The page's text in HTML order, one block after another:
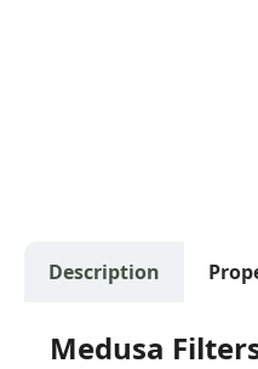
Description
Medusa